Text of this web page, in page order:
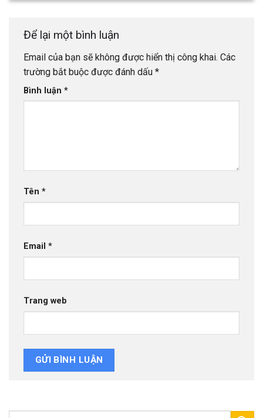
Để lại một bình luận
Email của bạn sẽ không được hiển thị công khai. Các
trường bắt buộc được đánh dấu *
Bình luận *
Tên *
Email *
Trang web